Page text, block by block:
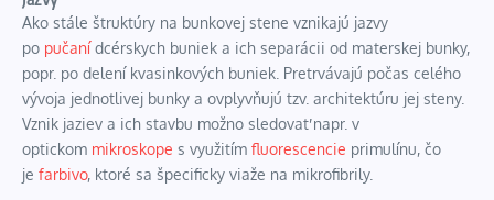
Ako stále štruktúry na bunkovej stene vznikajú jazvy
po pučanídcérskych buniek a ich separácii od materskej bunky,
popr. po delení kvasinkových buniek. Pretrvávajú počas celého
vývoja jednotlivej bunky a ovplyvňujú tzv. architektúru jej steny.
Vznik jaziev a ich stavbu možno sledovať napr. v
optickom mikroskope s využitím fluorescencie primulínu, čo
je farbivo, ktoré sa špecificky viaže na mikrofibrily.